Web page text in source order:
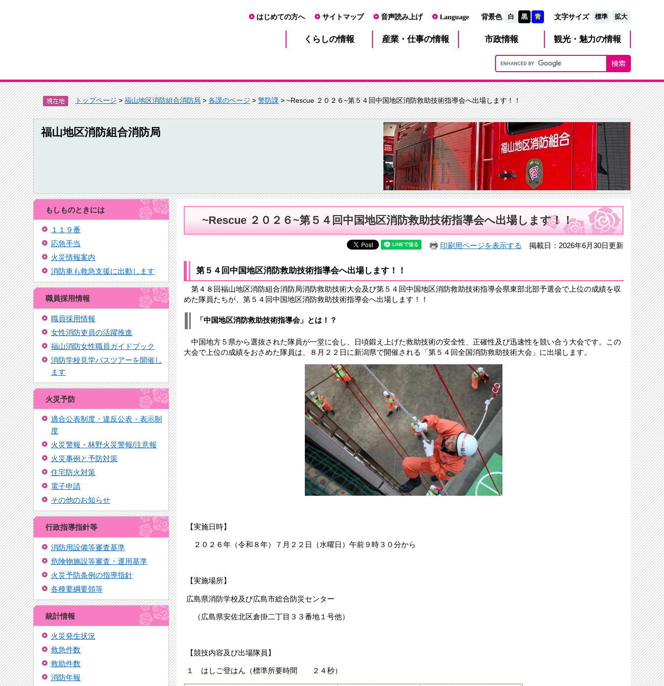
はじめての方へ サイトマップ 音声読み上げ Language 背景色 白 黒 青 文字サイズ 標準 拡大
くらしの情報 産業・仕事の情報 市政情報 観光・魅力の情報
トップページ>福山地区消防組合消防局>各課のページ>警防課> ~Rescue ２０２６~第５４回中国地区消防救助技術指導会へ出場します！！
福山地区消防組合消防局
もしものときには
１１９番
応急手当
火災情報案内
消防車も救急支援に出動します
職員採用情報
職員採用情報
女性消防吏員の活躍推進
福山消防女性職員ガイドブック
消防学校見学バスツアーを開催し
ます
火災予防
適合公表制度・違反公表・表示制
度
火災警報・林野火災警報/注意報
火災事例と予防対策
住宅防火対策
電子申請
その他のお知らせ
行政指導指針等
消防用設備等審査基準
危険物施設等審査・運用基準
火災予防条例の指導指針
各種要綱要領等
統計情報
火災発生状況
救急件数
救助件数
消防年報
~Rescue ２０２６~第５４回中国地区消防救助技術指導会へ出場します！！
印刷用ページを表示する 掲載日：2026年6月30日更新
第５４回中国地区消防救助技術指導会へ出場します！！
第４８回福山地区消防組合消防局消防救助技術大会及び第５４回中国地区消防救助技術指導会県東部北部予選会で上位の成績を収
めた隊員たちが、第５４回中国地区消防救助技術指導会へ出場します！！
「中国地区消防救助技術指導会」とは！？
中国地方５県から選抜された隊員が一堂に会し、日頃鍛え上げた救助技術の安全性、正確性及び迅速性を競い合う大会です。この
大会で上位の成績をおさめた隊員は、８月２２日に新潟県で開催される「第５４回全国消防救助技術大会」に出場します。
【実施日時】
２０２６年（令和８年）７月２２日（水曜日）午前９時３０分から
【実施場所】
広島県消防学校及び広島市総合防災センター
（広島県安佐北区倉掛二丁目３３番地１号他）
【競技内容及び出場隊員】
１ はしご登はん（標準所要時間 ２４秒）